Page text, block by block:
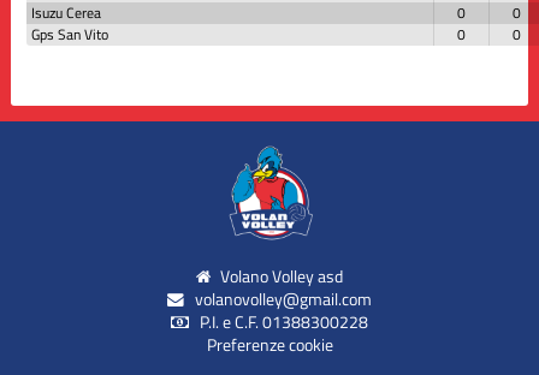
Isuzu Cerea
0
0
Gps San Vito
0 0
Volano Volley asd
volanovolley@gmail.com
P.I. e C.F. 01388300228
Preferenze cookie